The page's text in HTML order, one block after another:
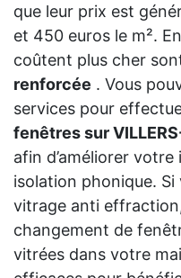
que leur prix est
et 450 euros le m².
coûtent plus cher
renforcée . Vous
services pour
fenêtres sur
afin d’améliorer
isolation phonique. Si
vitrage anti
changement de
vitrées dans votre